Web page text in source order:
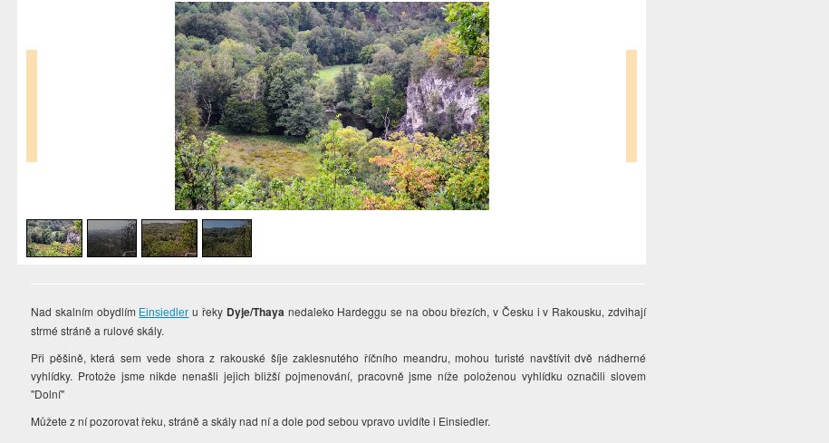
Nad skalním obydlím Einsiedler u řeky Dyje/Thaya nedaleko Hardeggu se na obou březích, v Česku i v Rakousku, zdvihají
strmé stráně a rulové skály.
Při pěšině, která sem vede shora z rakouské šíje zaklesnutého říčního meandru, mohou turisté navštívit dvě nádherné
vyhlídky. Protože jsme nikde nenašli jejich bližší pojmenování, pracovně jsme níže položenou vyhlídku označili slovem
"Dolní"
Můžete z ní pozorovat řeku, stráně a skály nad ní a dole pod sebou vpravo uvidíte i Einsiedler.